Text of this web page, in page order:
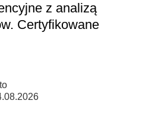
z analizą
Certyfikowane